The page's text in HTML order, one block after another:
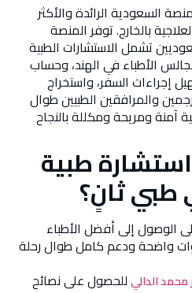
السعودية الرائدة والأكثر
بالخارج. توفر المنصة
تشمل الاستشارات الطبية
الأطباء في الهند، وحساب
إجراءات السفر، واستخراج
والمرافقين الطبيين طوال
آمنة ومريحة ومكللة بالنجاح
طبية
طبي ثانٍ؟
الوصول إلى أفضل الأطباء
واضحة ودعم كامل طوال رحلة
الداليللحصول على نصائح